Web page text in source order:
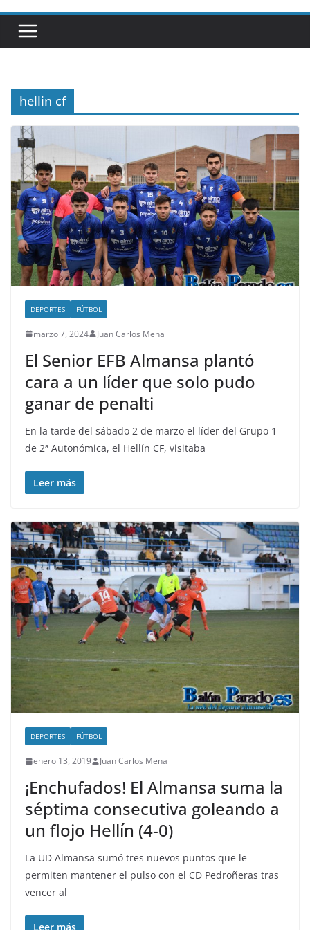
hellin cf
DEPORTES FÚTBOL
marzo 7, 2024 Juan Carlos Mena
El Senior EFB Almansa plantó
cara a un líder que solo pudo
ganar de penalti
En la tarde del sábado 2 de marzo el líder del Grupo 1
de 2ª Autonómica, el Hellín CF, visitaba
Leer más
DEPORTES FÚTBOL
enero 13, 2019 Juan Carlos Mena
¡Enchufados! El Almansa suma la
séptima consecutiva goleando a
un flojo Hellín (4-0)
La UD Almansa sumó tres nuevos puntos que le
permiten mantener el pulso con el CD Pedroñeras tras
vencer al
Leer más